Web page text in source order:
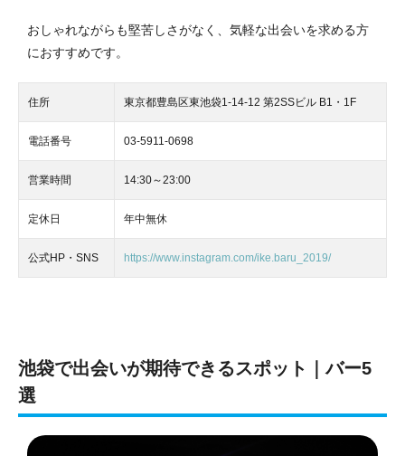
おしゃれながらも堅苦しさがなく、気軽な出会いを求める方
におすすめです。
住所 東京都豊島区東池袋1-14-12 第2SSビル B1・1F
電話番号 03-5911-0698
営業時間 14:30～23:00
定休日 年中無休
公式HP・SNS https://www.instagram.com/ike.baru_2019/
池袋で出会いが期待できるスポット｜バー5
選